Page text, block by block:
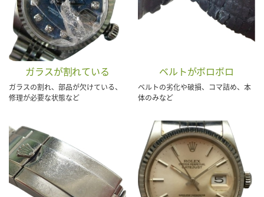
ガラスが割れている
ガラスの割れ、部品が欠けている、
修理が必要な状態など
ベルトがボロボロ
ベルトの劣化や破損、コマ詰め、本
体のみなど